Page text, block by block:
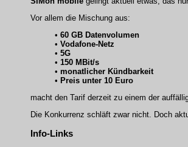
Vor allem die Mischung aus:
• 60 GB Datenvolumen
• Vodafone-Netz
• 5G
• 150 MBit/s
• monatlicher Kündbarkeit
• Preis unter 10 Euro
macht den Tarif derzeit zu einem der
Die Konkurrenz schläft zwar nicht. Doch
Info-Links